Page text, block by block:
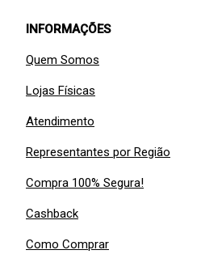
INFORMAÇÕES
Quem Somos
Lojas Físicas
Atendimento
Representantes por Região
Compra 100% Segura!
Cashback
Como Comprar